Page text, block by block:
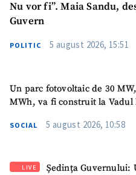
Nu vor fi”. Maia Sandu,
Guvern
POLITIC 5 august 2026, 15:51
Un parc fotovoltaic de 30
MWh, va fi construit la Vadul
SOCIAL 5 august 2026, 10:58
LIVE
Ședința Guvernului: